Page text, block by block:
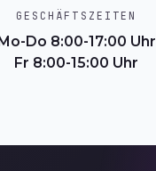
GESCHÄFTSZEITEN
Mo-Do 8:00-17:00 Uhr
Fr 8:00-15:00 Uhr